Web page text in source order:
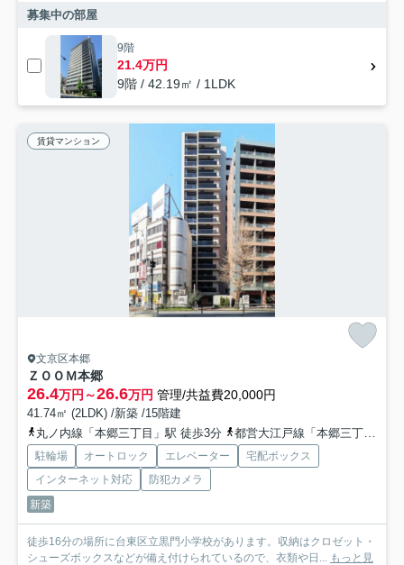
募集中の部屋
9階
21.4万円
9階 / 42.19㎡ / 1LDK
賃貸マンション
文京区本郷
ＺＯＯＭ本郷
26.4万円～26.6万円 管理/共益費20,000円
41.74㎡ (2LDK) /新築 /15階建
丸ノ内線「本郷三丁目」駅 徒歩3分
都営大江戸線「本郷三丁目」駅 徒歩4分
駐輪場 オートロック エレベーター
宅配ボックス
インターネット対応
防犯カメラ
新築
徒歩16分の場所に台東区立黒門小学校があります。収納はクロゼット・
シューズボックスなどが備え付けられているので、衣類や日...
もっと見